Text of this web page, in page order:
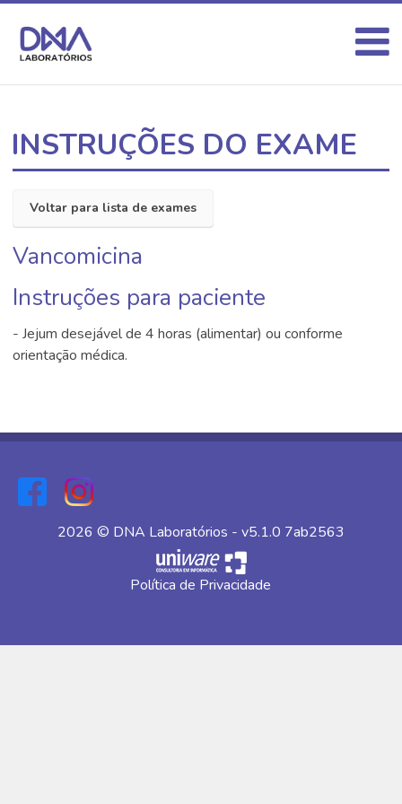
INSTRUÇÕES DO EXAME
Voltar para lista de exames
Vancomicina
Instruções para paciente
- Jejum desejável de 4 horas (alimentar) ou conforme
orientação médica.
2026 © DNA Laboratórios - v5.1.0 7ab2563
Política de Privacidade